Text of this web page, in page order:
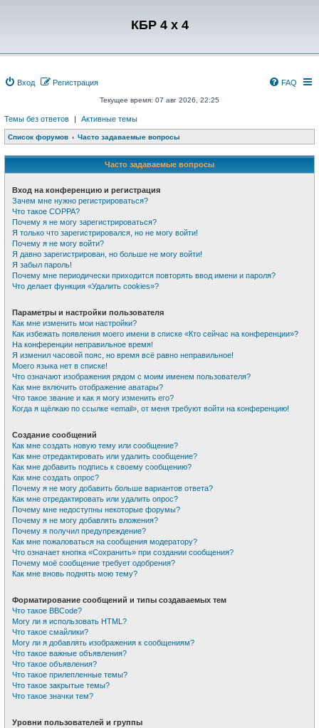
КБР 4 x 4
Вход Регистрация FAQ
Текущее время: 07 авг 2026, 22:25
Темы без ответов | Активные темы
Список форумов Часто задаваемые вопросы
Часто задаваемые вопросы
Вход на конференцию и регистрация
Зачем мне нужно регистрироваться?
Что такое COPPA?
Почему я не могу зарегистрироваться?
Я только что зарегистрировался, но не могу войти!
Почему я не могу войти?
Я давно зарегистрирован, но больше не могу войти!
Я забыл пароль!
Почему мне периодически приходится повторять ввод имени и пароля?
Что делает функция «Удалить cookies»?
Параметры и настройки пользователя
Как мне изменить мои настройки?
Как избежать появления моего имени в списке «Кто сейчас на конференции»?
На конференции неправильное время!
Я изменил часовой пояс, но время всё равно неправильное!
Моего языка нет в списке!
Что означают изображения рядом с моим именем пользователя?
Как мне включить отображение аватары?
Что такое звание и как я могу изменить его?
Когда я щёлкаю по ссылке «email», от меня требуют войти на конференцию!
Создание сообщений
Как мне создать новую тему или сообщение?
Как мне отредактировать или удалить сообщение?
Как мне добавить подпись к своему сообщению?
Как мне создать опрос?
Почему я не могу добавить больше вариантов ответа?
Как мне отредактировать или удалить опрос?
Почему мне недоступны некоторые форумы?
Почему я не могу добавлять вложения?
Почему я получил предупреждение?
Как мне пожаловаться на сообщения модератору?
Что означает кнопка «Сохранить» при создании сообщения?
Почему моё сообщение требует одобрения?
Как мне вновь поднять мою тему?
Форматирование сообщений и типы создаваемых тем
Что такое BBCode?
Могу ли я использовать HTML?
Что такое смайлики?
Могу ли я добавлять изображения к сообщениям?
Что такое важные объявления?
Что такое объявления?
Что такое прилепленные темы?
Что такое закрытые темы?
Что такое значки тем?
Уровни пользователей и группы